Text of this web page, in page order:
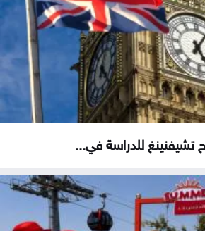
تشيفنينغ للدراسة في...